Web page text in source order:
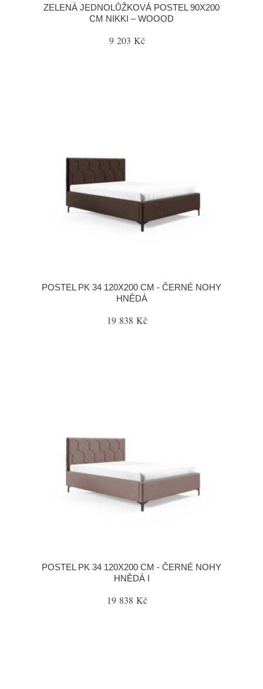
ZELENÁ JEDNOLŮŽKOVÁ POSTEL 90X200
CM NIKKI – WOOOD
9 203 Kč
POSTEL PK 34 120X200 CM - ČERNÉ NOHY
HNĚDÁ
19 838 Kč
POSTEL PK 34 120X200 CM - ČERNÉ NOHY
HNĚDÁ I
19 838 Kč